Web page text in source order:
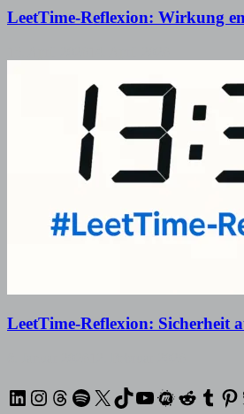
LeetTime-Reflexion: Wirkung
LeetTime-Reflexion: Sicherheit
LinkedIn
Instagram
Threads
Spotify
X TikTok
YouTube
Meetup
Reddit